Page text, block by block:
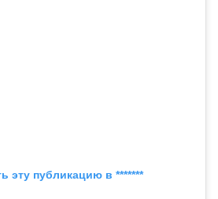
эту публикацию в *******